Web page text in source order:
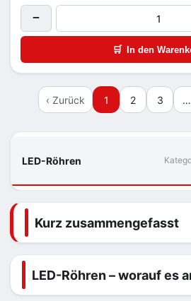
LED-Röhren
−
🛒 In den
‹ Zurück 1 2 3 …
Kurz zusammengefasst
LED-Röhren – worauf es